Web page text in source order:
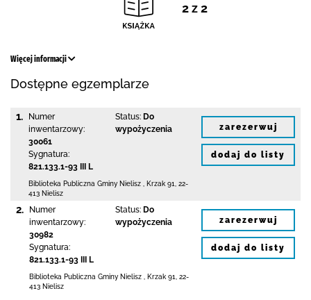
2 z 2
Więcej informacji
Dostępne egzemplarze
1.
Numer
inwentarzowy:
30061
Sygnatura:
821.133.1-93 III L
Status: Do
wypożyczenia
Biblioteka Publiczna Gminy Nielisz Krzak 91
22-
413 Nielisz
zarezerwuj
dodaj do listy
2.
Numer
inwentarzowy:
30982
Sygnatura:
821.133.1-93 III L
Status: Do
wypożyczenia
Biblioteka Publiczna Gminy Nielisz Krzak 91
22-
413 Nielisz
zarezerwuj
dodaj do listy